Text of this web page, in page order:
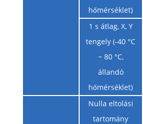
hőmérséklet)
1 s átlag, X, Y
tengely (-40 °C
~ 80 °C,
állandó
hőmérséklet)
Nulla eltolási
tartomány